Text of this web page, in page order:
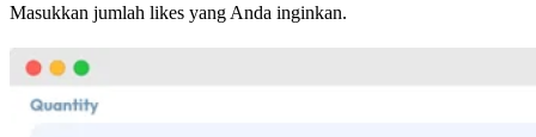
Masukkan jumlah likes yang Anda inginkan.